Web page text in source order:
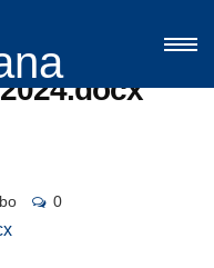
0